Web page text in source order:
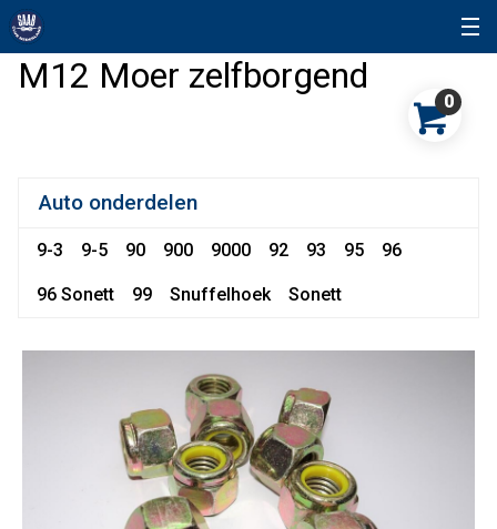
M12 Moer zelfborgend
0
Auto onderdelen
9-3 9-5 90 900 9000 92 93 95 96
96 Sonett 99 Snuffelhoek Sonett